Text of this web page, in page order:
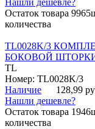
Нашли дешевле?
Остаток товара
количества
TL0028K/3
БОКОВОЙ
TL
Номер: TL0028K/3
Наличие
128,99
Нашли дешевле?
Остаток товара
количества